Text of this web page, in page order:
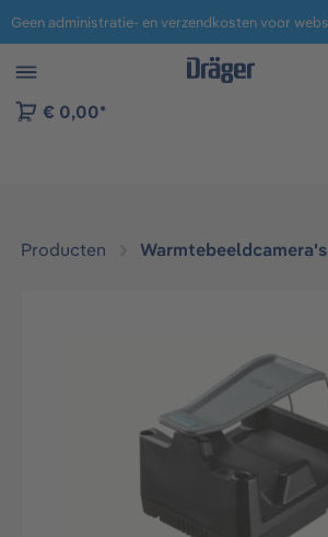
naar navigatie B2B-platform
€ 0,00*
Producten Warmtebeeldcamera's